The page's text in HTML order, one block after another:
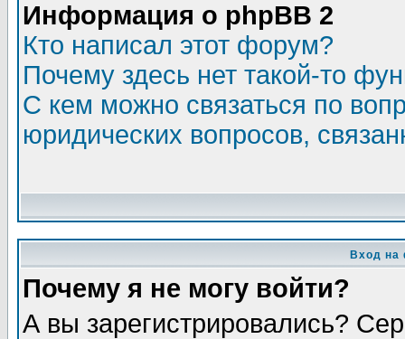
Информация о phpBB 2
Кто написал этот форум?
Почему здесь нет такой-то
С кем можно связаться по
юридических вопросов,
Вход на
Почему я не могу войти?
А вы зарегистрировались?